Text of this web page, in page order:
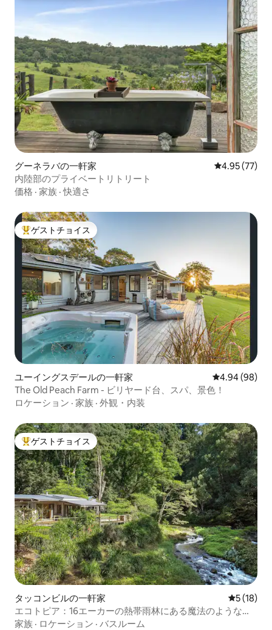
グーネラバの一軒家 レビュー77
4.95 (77)
内陸部のプライベートリトリート
価格 · 家族 ·快適さ
大好評のゲストチョイスです。
ゲストチョイス
ユーイングスデールの一軒家 レビュー98件
4.94 (98)
The Old Peach Farm - ビリヤード台、スパ、景色！
ロケーション · 家族 · 外観・内装
大好評のゲストチョイスです。
ゲストチョイス
タッコンビルの一軒家 レビュー
5 (18)
エコトピア：16エーカーの熱帯雨林にある魔法のような隠
れ家（プール付き）
家族 · ロケーション · バスルーム